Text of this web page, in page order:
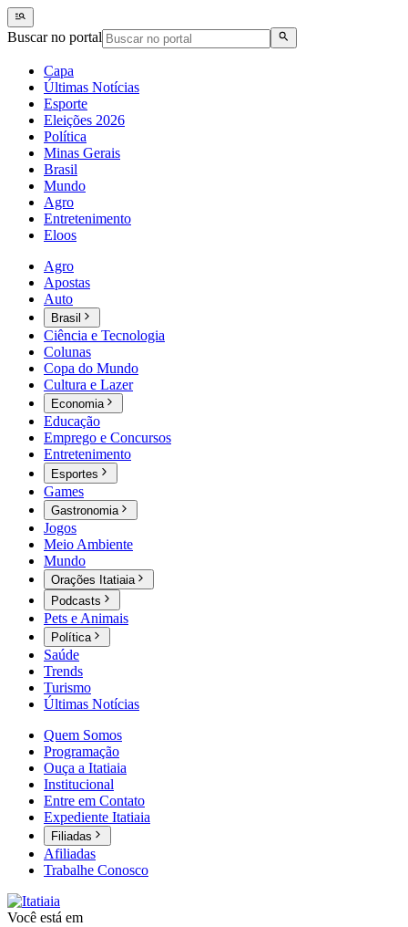
Buscar no portal
Capa
Últimas Notícias
Esporte
Eleições 2026
Política
Minas Gerais
Brasil
Mundo
Agro
Entretenimento
Eloos
Agro
Apostas
Auto
Brasil
Ciência e Tecnologia
Colunas
Copa do Mundo
Cultura e Lazer
Economia
Educação
Emprego e Concursos
Entretenimento
Esportes
Games
Gastronomia
Jogos
Meio Ambiente
Mundo
Orações Itatiaia
Podcasts
Pets e Animais
Política
Saúde
Trends
Turismo
Últimas Notícias
Quem Somos
Programação
Ouça a Itatiaia
Institucional
Entre em Contato
Expediente Itatiaia
Filiadas
Afiliadas
Trabalhe Conosco
Você está em